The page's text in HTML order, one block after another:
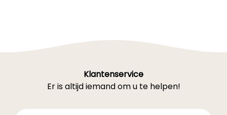
Klantenservice
Er is altijd iemand om u te helpen!